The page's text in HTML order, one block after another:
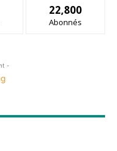
22,800
Abonnés
-